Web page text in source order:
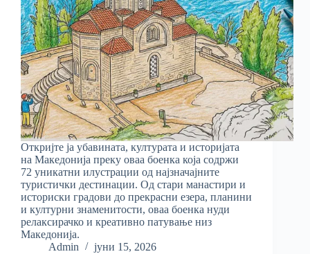
Откријте ја убавината, културата и историјата
на Македонија преку оваа боенка која содржи
72 уникатни илустрации од најзначајните
туристички дестинации. Од стари манастири и
историски градови до прекрасни езера, планини
и културни знаменитости, оваа боенка нуди
релаксирачко и креативно патување низ
Македонија.
Admin
јуни 15, 2026